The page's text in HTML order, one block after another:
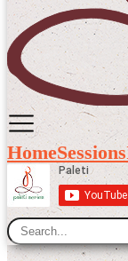
HomeSessions